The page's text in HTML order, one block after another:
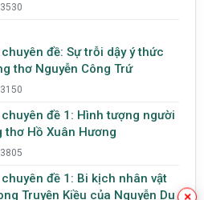
3530
đề: Sự trỗi dậy ý thức
thơ Nguyễn Công Trứ
3150
đề 1: Hình tượng người
thơ Hồ Xuân Hương
3805
đề 1: Bi kịch nhân vật
Truyện Kiều của Nguyễn Du
×